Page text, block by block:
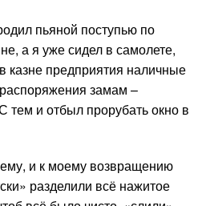
пьяной поступью по
а я уже сидел в самолете,
предприятия наличные
замам –
тем и отбыл прорубать окно в
и к моему возвращению
разделили всё нажитое